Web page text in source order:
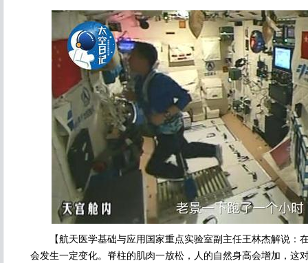
【航天医学基础与应用国家重点实验室副主任王林杰解说：
会发生一定变化。脊柱的肌肉一放松，人的自然身高会增加，这